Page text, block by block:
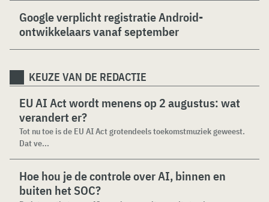
Google verplicht registratie Android-
ontwikkelaars vanaf september
KEUZE VAN DE REDACTIE
EU AI Act wordt menens op 2 augustus: wat
verandert er?
Tot nu toe is de EU AI Act grotendeels toekomstmuziek geweest.
Dat ve...
Hoe hou je de controle over AI, binnen en
buiten het SOC?